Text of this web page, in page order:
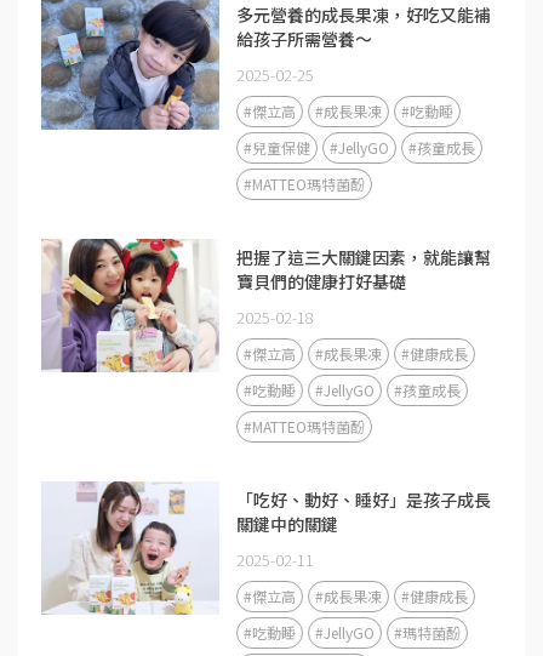
多元營養的成長果凍，好吃又能補
給孩子所需營養～
2025-02-25
#傑立高 #成長果凍
#吃動睡
#兒童保健
#JellyGO
#孩童成長
#MATTEO瑪特菌酚
把握了這三大關鍵因素，就能讓幫
寶貝們的健康打好基礎
2025-02-18
#傑立高 #成長果凍
#健康成長
#吃動睡
#JellyGO
#孩童成長
#MATTEO瑪特菌酚
「吃好、動好、睡好」是孩子成長
關鍵中的關鍵
2025-02-11
#傑立高 #成長果凍
#健康成長
#吃動睡
#JellyGO
#瑪特菌酚